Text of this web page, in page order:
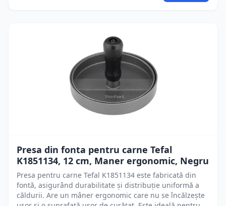
Presa din fonta pentru carne Tefal
K1851134, 12 cm, Maner ergonomic, Negru
Presa pentru carne Tefal K1851134 este fabricată din
fontă, asigurând durabilitate și distribuție uniformă a
căldurii. Are un mâner ergonomic care nu se încălzește